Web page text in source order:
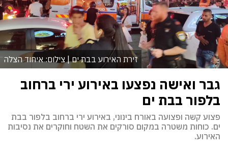
זירת האירוע בבת ים | צילום: איחוד הצלה
גבר ואישה נפצעו באירוע ירי ברחוב
בלפור בבת ים
פצוע קשה ופצועה באורח בינוני, באירוע ירי ברחוב בלפור בבת
ים. כוחות משטרה במקום סורקים את השטח וחוקרים את נסיבות
האירוע.